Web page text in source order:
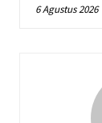
6 Agustus 2026